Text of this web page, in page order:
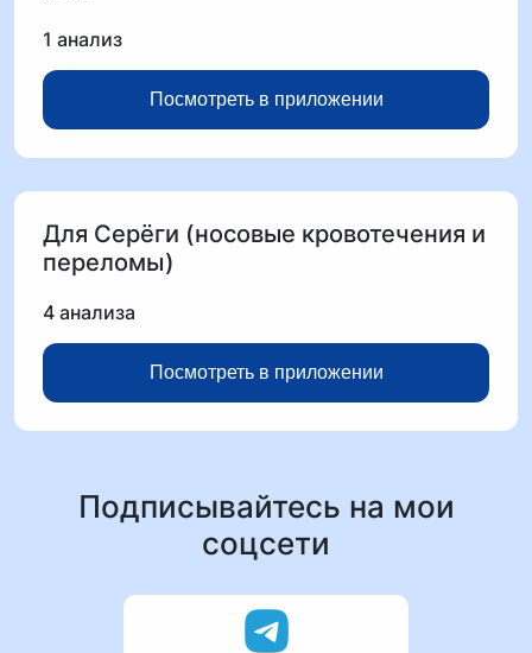
1 анализ
Посмотреть в приложении
Для Серёги (носовые кровотечения и
переломы)
4 анализа
Посмотреть в приложении
Подписывайтесь на мои
соцсети